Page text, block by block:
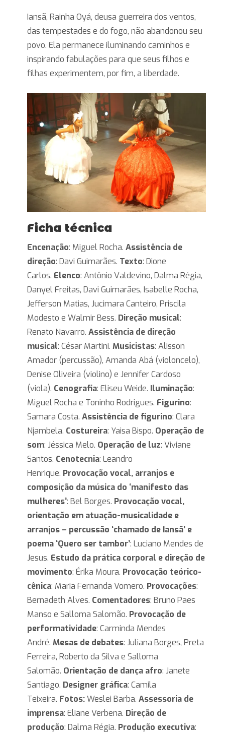
Iansã, Rainha Oyá, deusa guerreira dos ventos,
das tempestades e do fogo, não abandonou seu
povo. Ela permanece iluminando caminhos e
inspirando fabulações para que seus filhos e
filhas experimentem, por fim, a liberdade.
Ficha técnica
Encenação: Miguel Rocha. Assistência de
direção: Davi Guimarães. Texto: Dione
Carlos. Elenco: Antônio Valdevino, Dalma Régia,
Danyel Freitas, Davi Guimarães, Isabelle Rocha,
Jefferson Matias, Jucimara Canteiro, Priscila
Modesto e Walmir Bess. Direção musical:
Renato Navarro. Assistência de direção
musical: César Martini. Musicistas: Alisson
Amador (percussão), Amanda Abá (violoncelo),
Denise Oliveira (violino) e Jennifer Cardoso
(viola). Cenografia: Eliseu Weide. Iluminação:
Miguel Rocha e Toninho Rodrigues. Figurino:
Samara Costa. Assistência de figurino: Clara
Njambela. Costureira: Yaisa Bispo. Operação de
som: Jéssica Melo. Operação de luz: Viviane
Santos. Cenotecnia: Leandro
Henrique. Provocação vocal, arranjos e
composição da música do ‘manifesto das
mulheres’: Bel Borges. Provocação vocal,
orientação em atuação-musicalidade e
arranjos – percussão ‘chamado de Iansã’ e
poema ‘Quero ser tambor’: Luciano Mendes de
Jesus. Estudo da prática corporal e direção de
movimento: Érika Moura. Provocação teórico-
cênica: Maria Fernanda Vomero. Provocações:
Bernadeth Alves. Comentadores: Bruno Paes
Manso e Salloma Salomão. Provocação de
performatividade: Carminda Mendes
André. Mesas de debates: Juliana Borges, Preta
Ferreira, Roberto da Silva e Salloma
Salomão. Orientação de dança afro: Janete
Santiago. Designer gráfica: Camila
Teixeira. Fotos:Weslei Barba. Assessoria de
imprensa: Eliane Verbena. Direção de
produção: Dalma Régia. Produção executiva: